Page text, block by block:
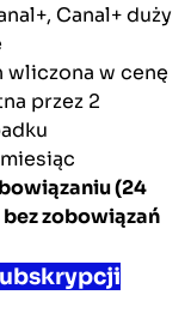
Canal+ duży
wliczona w cenę
przez 2
(24
zobowiązań